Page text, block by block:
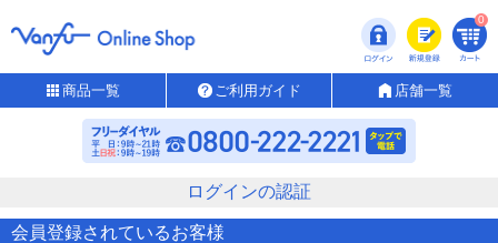
0
商品一覧 ご利用ガイド 店舗一覧
ログインの認証
会員登録されているお客様